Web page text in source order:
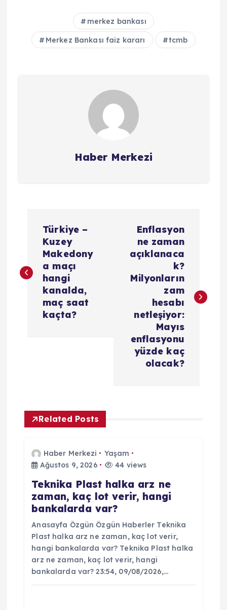
merkez bankası
Merkez Bankası faiz kararı tcmb
Haber Merkezi
z
n
m
Türkiye –
Kuzey
Makedony
a maçı
hangi
kanalda,
maç saat
kaçta?
Enflasyon
ne zaman
açıklanaca
k?
Milyonların
zam
hesabı
netleşiyor:
Mayıs
enflasyonu
yüzde kaç
olacak?
Related Posts
Haber Merkezi
Yaşam
Ağustos 9, 2026
44 views
Teknika Plast halka arz ne
zaman, kaç lot verir, hangi
bankalarda var?
Anasayfa Özgün Özgün Haberler Teknika
Plast halka arz ne zaman, kaç lot verir,
hangi bankalarda var? Teknika Plast halka
arz ne zaman, kaç lot verir, hangi
bankalarda var? 23:54, 09/08/2026,…